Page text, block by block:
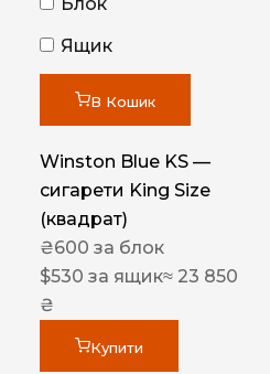
Ящик
В Кошик
Winston Blue KS —
сигарети King Size
(квадрат)
₴600 за блок
$530 за ящик≈ 23 850
₴
Купити